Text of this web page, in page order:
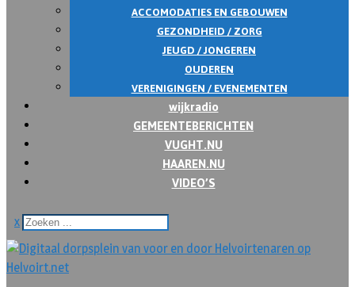
ACCOMODATIES EN GEBOUWEN
GEZONDHEID / ZORG
JEUGD / JONGEREN
OUDEREN
VERENIGINGEN / EVENEMENTEN
wijkradio
GEMEENTEBERICHTEN
VUGHT.NU
HAAREN.NU
VIDEO’S
x